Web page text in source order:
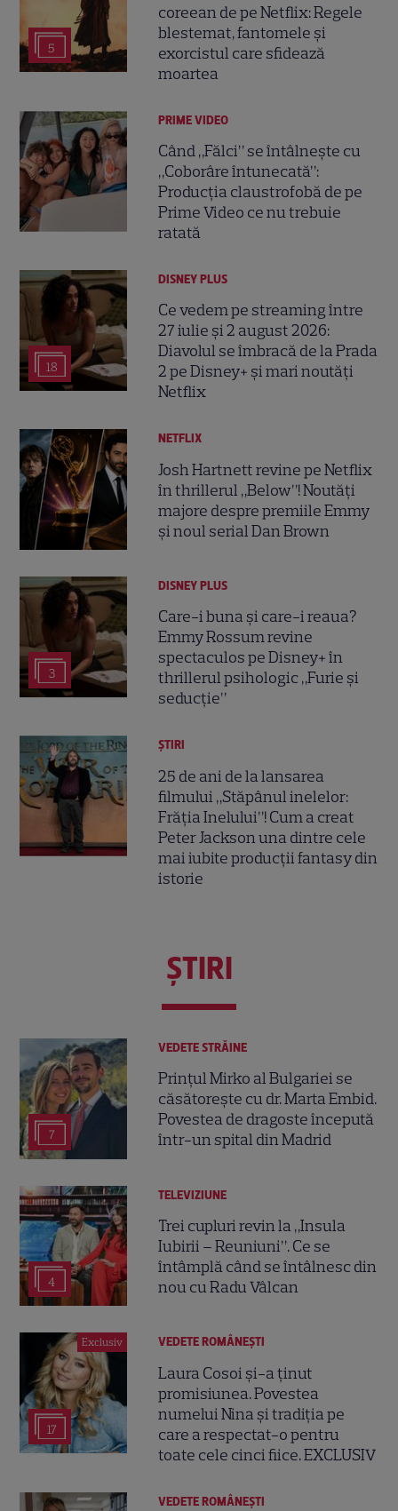
5
coreean de pe Netflix: Regele
blestemat, fantomele și
exorcistul care sfidează
moartea
PRIME VIDEO
Când „Fălci” se întâlnește cu
„Coborâre întunecată”:
Producția claustrofobă de pe
Prime Video ce nu trebuie
ratată
18
DISNEY PLUS
Ce vedem pe streaming între
27 iulie și 2 august 2026:
Diavolul se îmbracă de la Prada
2 pe Disney+ și mari noutăți
Netflix
NETFLIX
Josh Hartnett revine pe Netflix
în thrillerul „Below”! Noutăți
majore despre premiile Emmy
și noul serial Dan Brown
3
DISNEY PLUS
Care-i buna și care-i reaua?
Emmy Rossum revine
spectaculos pe Disney+ în
thrillerul psihologic „Furie și
seducție”
ȘTIRI
25 de ani de la lansarea
filmului „Stăpânul inelelor:
Frăția Inelului”! Cum a creat
Peter Jackson una dintre cele
mai iubite producții fantasy din
istorie
ŞTIRI
7
VEDETE STRĂINE
Prințul Mirko al Bulgariei se
căsătorește cu dr. Marta Embid.
Povestea de dragoste începută
într-un spital din Madrid
4
TELEVIZIUNE
Trei cupluri revin la „Insula
Iubirii – Reuniuni”. Ce se
întâmplă când se întâlnesc din
nou cu Radu Vâlcan
Exclusiv
17
VEDETE ROMÂNEŞTI
Laura Cosoi și-a ținut
promisiunea. Povestea
numelui Nina și tradiția pe
care a respectat-o pentru
toate cele cinci fiice. EXCLUSIV
VEDETE ROMÂNEŞTI